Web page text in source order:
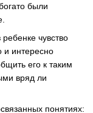
были
чувство
и интересно
его к таким
вряд ли
понятиях: